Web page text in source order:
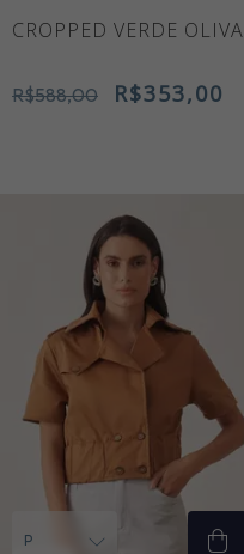
CROPPED VERDE OLIVA
R$588,00 R$353,00